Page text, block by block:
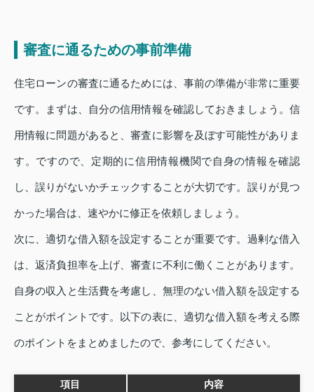
審査に通るための事前準備
住宅ローンの審査に通るためには、事前の準備が非常に重要
です。まずは、自分の信用情報を確認しておきましょう。信
用情報に問題があると、審査に影響を及ぼす可能性がありま
す。ですので、定期的に信用情報機関で自身の情報を確認
し、誤りがないかチェックすることが大切です。誤りが見つ
かった場合は、速やかに修正を依頼しましょう。
次に、適切な借入額を設定することが重要です。過剰な借入
は、返済負担率を上げ、審査に不利に働くことがあります。
自身の収入と生活費を考慮し、無理のない借入額を設定する
ことがポイントです。以下の表に、適切な借入額を考える際
のポイントをまとめましたので、参考にしてください。
項目 内容